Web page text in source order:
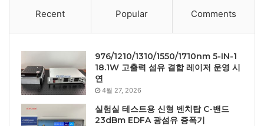
Recent Popular Comments
976/1210/1310/1550/1710nm 5-IN-1
18.1W 고출력 섬유 결합 레이저 운영 시
연
4월 27, 2026
실험실 테스트용 신형 벤치탑 C-밴드
23dBm EDFA 광섬유 증폭기